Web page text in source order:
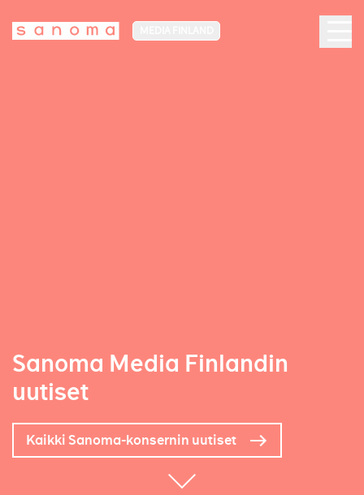
Sanoma Media Finlandin
uutiset
Kaikki Sanoma-konsernin uutiset